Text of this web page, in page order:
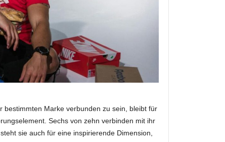
Marke verbunden zu sein, bleibt für
Sechs von zehn verbinden mit ihr
sie auch für eine inspirierende Dimension,